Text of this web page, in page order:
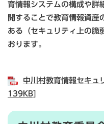
育情報システムの構成や詳
開することで教育情報資産
ある（セキュリティ上の脆
おります。
中川村教育情報セキュ
139KB]